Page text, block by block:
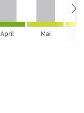
April Mai